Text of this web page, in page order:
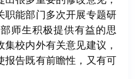
职能部门多次开展专题研
师生积极提供有益的思
校内外有关意见建议，
报告既有前瞻性，又有可